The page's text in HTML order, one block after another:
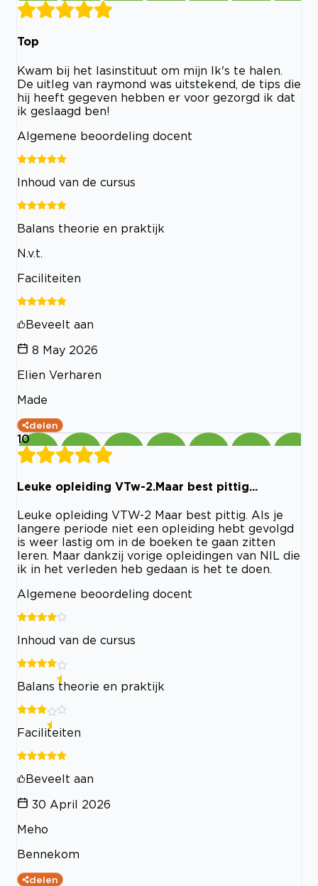
Top
Kwam bij het lasinstituut om mijn lk's te halen.
De uitleg van raymond was uitstekend, de tips die
hij heeft gegeven hebben er voor gezorgd ik dat
ik geslaagd ben!
Algemene beoordeling docent
Inhoud van de cursus
Balans theorie en praktijk
N.v.t.
Faciliteiten
Beveelt aan
8 May 2026
Elien Verharen
Made
delen
10
Leuke opleiding VTw-2.Maar best pittig...
Leuke opleiding VTW-2 Maar best pittig. Als je
langere periode niet een opleiding hebt gevolgd
is weer lastig om in de boeken te gaan zitten
leren. Maar dankzij vorige opleidingen van NIL die
ik in het verleden heb gedaan is het te doen.
Algemene beoordeling docent
Inhoud van de cursus
Balans theorie en praktijk
Faciliteiten
Beveelt aan
30 April 2026
Meho
Bennekom
delen